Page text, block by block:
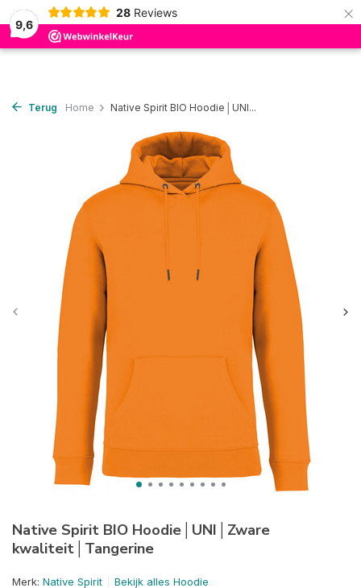
9,6
28 Reviews ×
0
Terug Home Native Spirit BIO Hoodie│UNI...
Native Spirit BIO Hoodie│UNI│Zware
kwaliteit│Tangerine
Merk: Native Spirit Bekijk alles Hoodie